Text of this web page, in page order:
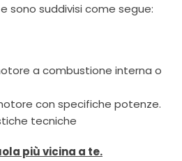
sono suddivisi come segue:
a combustione interna o
con specifiche potenze.
tecniche
più vicina a te.